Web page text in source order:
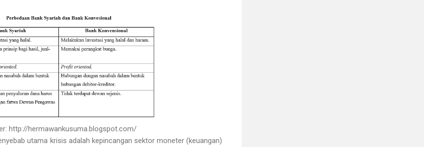
http://hermawankusuma.blogspot.com/
utama krisis adalah kepincangan sektor moneter (keuangan)